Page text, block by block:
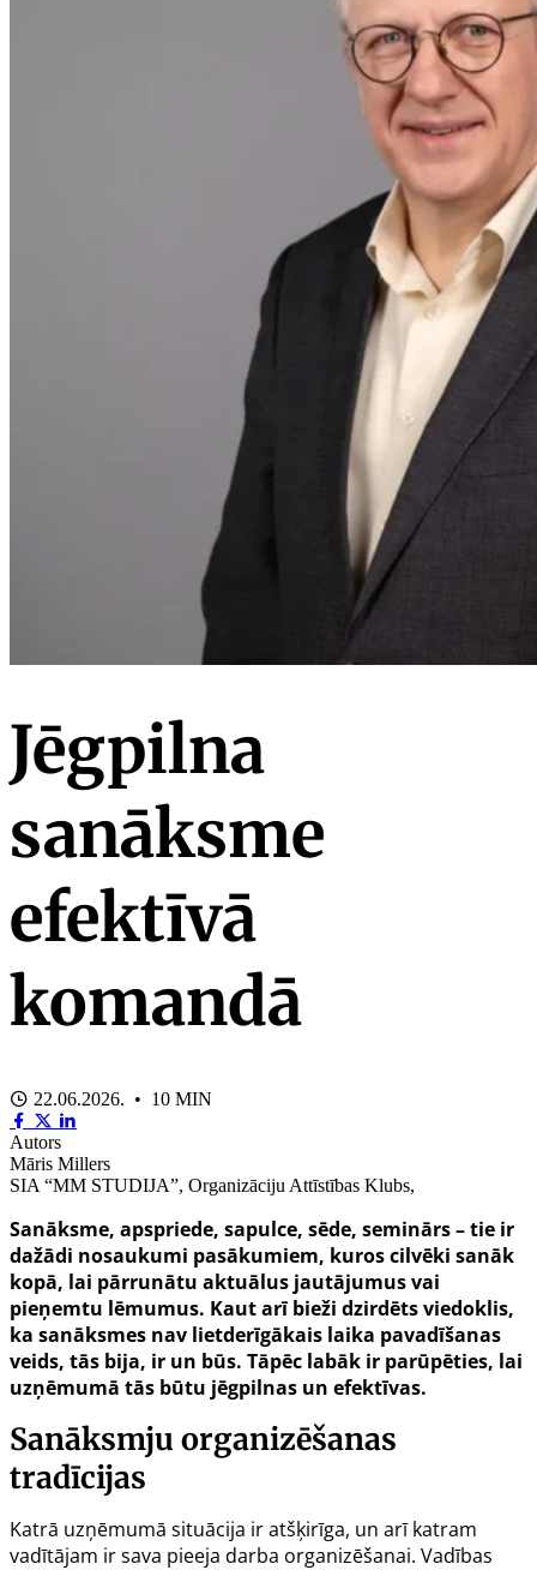
Jēgpilna
sanāksme
efektīvā
komandā
22.06.2026. • 10 MIN
Autors
Māris Millers
SIA “MM STUDIJA”, Organizāciju Attīstības Klubs,
Sanāksme, apspriede, sapulce, sēde, seminārs – tie ir
dažādi nosaukumi pasākumiem, kuros cilvēki sanāk
kopā, lai pārrunātu aktuālus jautājumus vai
pieņemtu lēmumus. Kaut arī bieži dzirdēts viedoklis,
ka sanāksmes nav lietderīgākais laika pavadīšanas
veids, tās bija, ir un būs. Tāpēc labāk ir parūpēties, lai
uzņēmumā tās būtu jēgpilnas un efektīvas.
Sanāksmju organizēšanas
tradīcijas
Katrā uzņēmumā situācija ir atšķirīga, un arī katram
vadītājam ir sava pieeja darba organizēšanai. Vadības